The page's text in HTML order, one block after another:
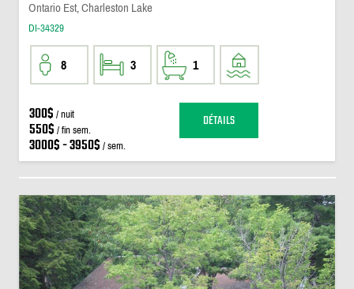
Ontario Est, Charleston Lake
DI-34329
8 3 1
300$ / nuit
550$ / fin sem.
3000$ - 3950$ / sem.
DÉTAILS